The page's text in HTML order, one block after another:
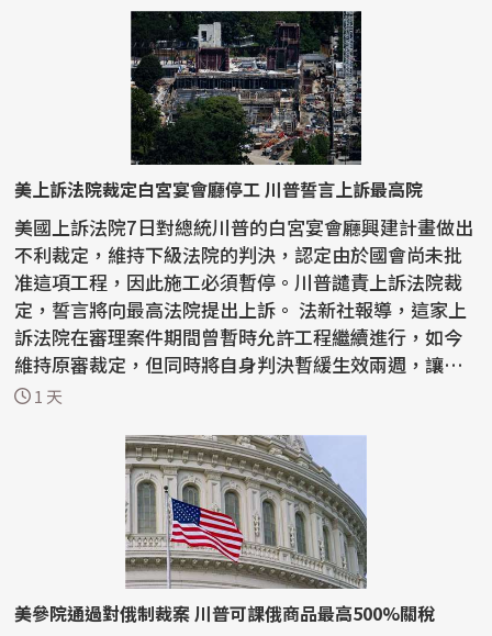
美上訴法院裁定白宮宴會廳停工 川普誓言上訴最高院
美國上訴法院7日對總統川普的白宮宴會廳興建計畫做出
不利裁定，維持下級法院的判決，認定由於國會尚未批
准這項工程，因此施工必須暫停。川普譴責上訴法院裁
定，誓言將向最高法院提出上訴。 法新社報導，這家上
訴法院在審理案件期間曾暫時允許工程繼續進行，如今
維持原審裁定，但同時將自身判決暫緩生效兩週，讓川
普有...
1 天
美參院通過對俄制裁案 川普可課俄商品最高500%關稅